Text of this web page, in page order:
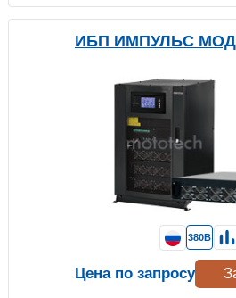
ИБП ИМПУЛЬС
380В
Цена по запросу